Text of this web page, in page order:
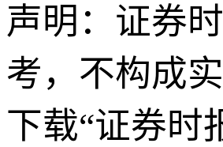
声明：证券
考，不构成
下载“证券时